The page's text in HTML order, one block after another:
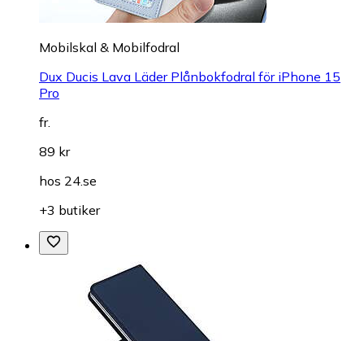
Mobilskal & Mobilfodral
Dux Ducis Lava Läder Plånbokfodral för iPhone 15
Pro
fr.
89 kr
hos 24.se
+3 butiker